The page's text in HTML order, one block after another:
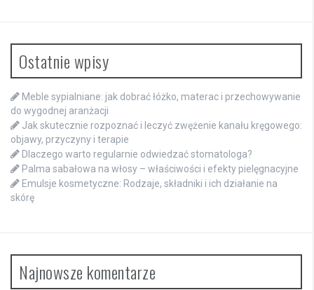
Ostatnie wpisy
Meble sypialniane: jak dobrać łóżko, materac i przechowywanie
do wygodnej aranżacji
Jak skutecznie rozpoznać i leczyć zwężenie kanału kręgowego:
objawy, przyczyny i terapie
Dlaczego warto regularnie odwiedzać stomatologa?
Palma sabałowa na włosy – właściwości i efekty pielęgnacyjne
Emulsje kosmetyczne: Rodzaje, składniki i ich działanie na
skórę
Najnowsze komentarze